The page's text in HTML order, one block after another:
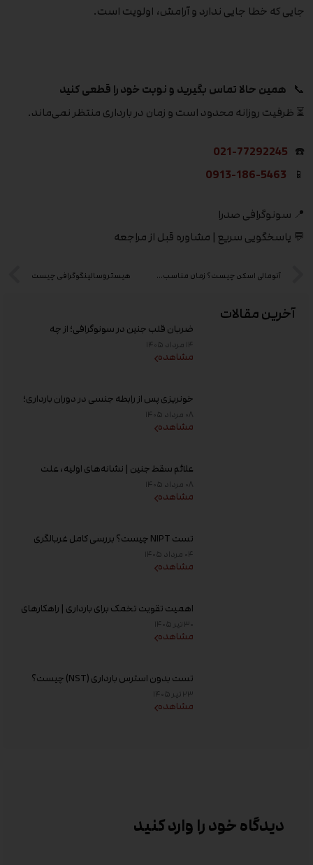
آخرین مقالات
ضربان قلب جنین در سونوگرافی؛ از چه
هفته‌ای دیده می‌شود؟
۱۴ مرداد ۱۴۰۵
مشاهده
خونریزی پس از رابطه جنسی در دوران بارداری؛
علت و زمان مراجعه به پزشک
۰۸ مرداد ۱۴۰۵
مشاهده
علائم سقط جنین | نشانه‌های اولیه، علت
خونریزی، عوامل خطر و زمان مراجعه به پزشک
۰۸ مرداد ۱۴۰۵
مشاهده
تست NIPT چیست؟ بررسی کامل غربالگری
غیر تهاجمی پیش از تولد، زمان انجام و تفسیر
جواب
۰۴ مرداد ۱۴۰۵
مشاهده
اهمیت تقویت تخمک برای بارداری | راهکارهای
افزایش کیفیت تخمک و شانس باروری
۳۰ تیر ۱۴۰۵
مشاهده
تست بدون استرس بارداری (NST) چیست؟
زمان انجام و تفسیر نتیجه
۲۳ تیر ۱۴۰۵
مشاهده
جایی که خطا جایی ندارد و آرامش، اولویت است.
📞 همین حالا تماس بگیرید و نوبت خود را قطعی کنید
⏳ ظرفیت روزانه محدود است و زمان در بارداری منتظر نمی‌ماند.
☎️
021-77292245
📱
0913-186-5463
📍 سونوگرافی صدرا
💬 پاسخگویی سریع | مشاوره قبل از مراجعه
آنومالی اسکن چیست؟ زمان مناسب، مراحل و ناهنجاری‌های جنین هیستروسالپنگوگرافی چیست
دیدگاه خود را وارد کنید